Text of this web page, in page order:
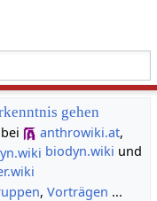
gehen
anthrowiki.at,
biodyn.wiki und
, Vorträgen ...